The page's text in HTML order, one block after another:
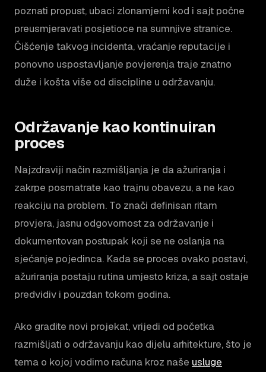
poznati propust, ubaci zlonamjerni kod i sajt počne
preusmjeravati posjetioce na sumnjive stranice.
Čišćenje takvog incidenta, vraćanje reputacije i
ponovno uspostavljanje povjerenja traje znatno
duže i košta više od discipline u održavanju.
Održavanje kao kontinuiran
proces
Najzdraviji način razmišljanja je da ažuriranja i
zakrpe posmatrate kao trajnu obavezu, a ne kao
reakciju na problem. To znači definisan ritam
provjera, jasnu odgovornost za održavanje i
dokumentovan postupak koji se ne oslanja na
sjećanje pojedinca. Kada se proces ovako postavi,
ažuriranja postaju rutina umjesto kriza, a sajt ostaje
predvidiv i pouzdan tokom godina.
Ako gradite novi projekat, vrijedi od početka
razmišljati o održavanju kao dijelu arhitekture, što je
tema o kojoj vodimo računa kroz naše usluge